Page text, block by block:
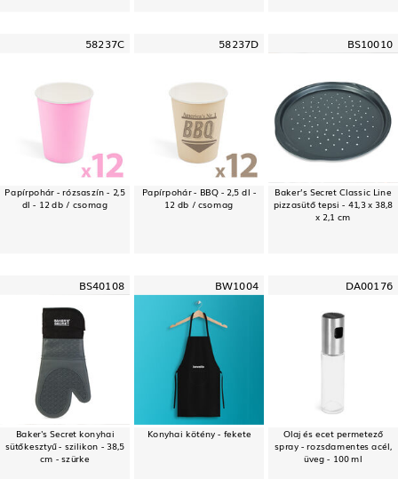
58237C
Papírpohár - rózsaszín - 2,5
dl - 12 db / csomag
58237D
Papírpohár - BBQ - 2,5 dl -
12 db / csomag
BS10010
Baker’s Secret Classic Line
pizzasütő tepsi - 41,3 x 38,8
x 2,1 cm
BS40108
Baker's Secret konyhai
sütőkesztyű - szilikon - 38,5
cm - szürke
BW1004
Konyhai kötény - fekete
DA00176
Olaj és ecet permetező
spray - rozsdamentes acél,
üveg - 100 ml